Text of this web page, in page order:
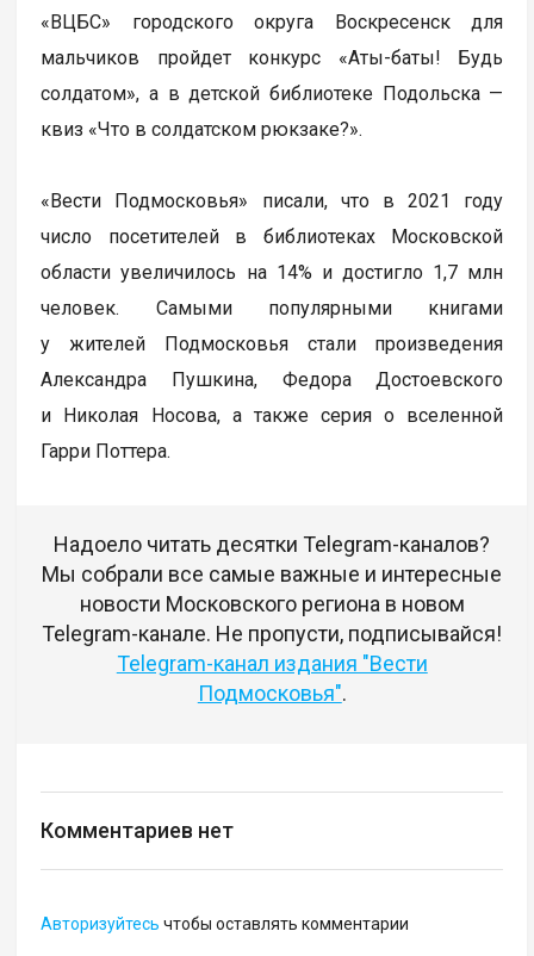
«ВЦБС» городского округа Воскресенск для
мальчиков пройдет конкурс «Аты-баты! Будь
солдатом», а в детской библиотеке Подольска —
квиз «Что в солдатском рюкзаке?».
«Вести Подмосковья» писали, что в 2021 году
число посетителей в библиотеках Московской
области увеличилось на 14% и достигло 1,7 млн
человек. Самыми популярными книгами
у жителей Подмосковья стали произведения
Александра Пушкина, Федора Достоевского
и Николая Носова, а также серия о вселенной
Гарри Поттера.
Надоело читать десятки Telegram-каналов?
Мы собрали все самые важные и интересные
новости Московского региона в новом
Telegram-канале. Не пропусти, подписывайся!
Telegram-канал издания "Вести
Подмосковья".
Комментариев нет
Авторизуйтесь чтобы оставлять комментарии